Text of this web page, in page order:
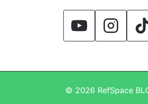
© 2026 RefSpace